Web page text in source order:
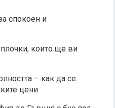
спокоен и
които ще ви
– как да се
цени